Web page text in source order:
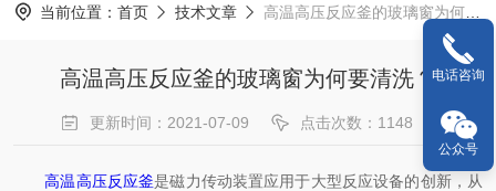
当前位置： 首页 技术文章 高温高压反应釜的玻璃窗为何要清洗？
高温高压反应釜的玻璃窗为何要清洗？
更新时间：2021-07-09 点击次数：1148
高温高压反应釜是磁力传动装置应用于大型反应设备的创新，从
电话咨询
公众号